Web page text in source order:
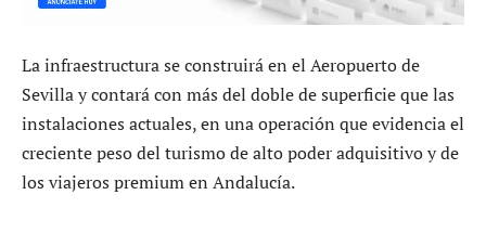
La infraestructura se construirá en el Aeropuerto de
Sevilla y contará con más del doble de superficie que las
instalaciones actuales, en una operación que evidencia el
creciente peso del turismo de alto poder adquisitivo y de
los viajeros premium en Andalucía.